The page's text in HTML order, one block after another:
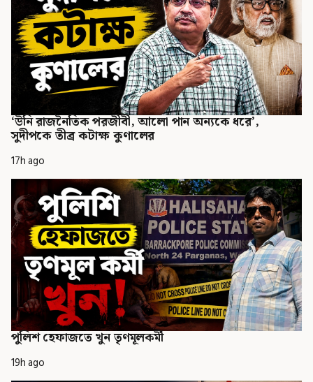
‘উনি রাজনৈতিক পরজীবী, আলো পান অন্যকে ধরে’,
সুদীপকে তীব্র কটাক্ষ কুণালের
17h ago
পুলিশ হেফাজতে খুন তৃণমূলকর্মী
19h ago